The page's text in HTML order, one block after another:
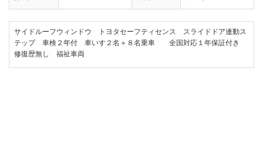
サイドルーフウィンドウ トヨタセーフティセンス スライドドア連動ス
テップ 車検２年付 車いす２名＋８名乗車 全国対応１年保証付き
修復歴無し 福祉車両